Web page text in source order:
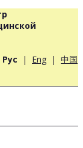
Рус | Eng | 中国